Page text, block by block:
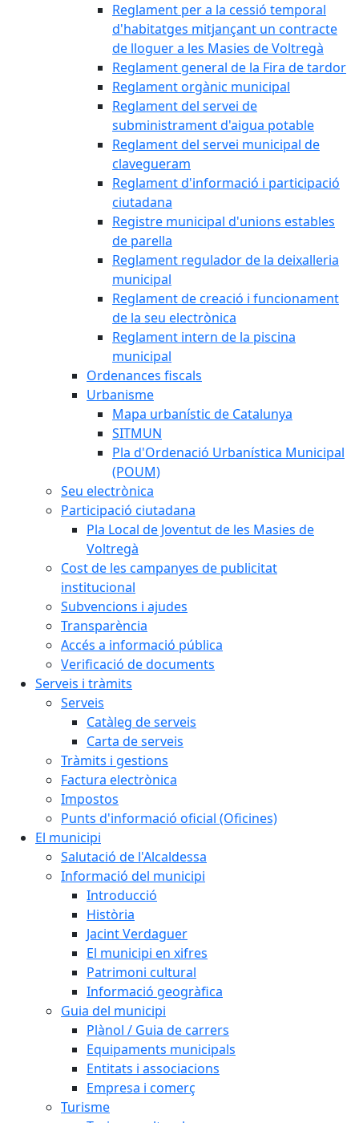
Reglament per a la cessió temporal
d'habitatges mitjançant un contracte
de lloguer a les Masies de Voltregà
Reglament general de la Fira de tardor
Reglament orgànic municipal
Reglament del servei de
subministrament d'aigua potable
Reglament del servei municipal de
clavegueram
Reglament d'informació i participació
ciutadana
Registre municipal d'unions estables
de parella
Reglament regulador de la deixalleria
municipal
Reglament de creació i funcionament
de la seu electrònica
Reglament intern de la piscina
municipal
Ordenances fiscals
Urbanisme
Mapa urbanístic de Catalunya
SITMUN
Pla d'Ordenació Urbanística Municipal
(POUM)
Seu electrònica
Participació ciutadana
Pla Local de Joventut de les Masies de
Voltregà
Cost de les campanyes de publicitat
institucional
Subvencions i ajudes
Transparència
Accés a informació pública
Verificació de documents
Serveis i tràmits
Serveis
Catàleg de serveis
Carta de serveis
Tràmits i gestions
Factura electrònica
Impostos
Punts d'informació oficial (Oficines)
El municipi
Salutació de l'Alcaldessa
Informació del municipi
Introducció
Història
Jacint Verdaguer
El municipi en xifres
Patrimoni cultural
Informació geogràfica
Guia del municipi
Plànol / Guia de carrers
Equipaments municipals
Entitats i associacions
Empresa i comerç
Turisme